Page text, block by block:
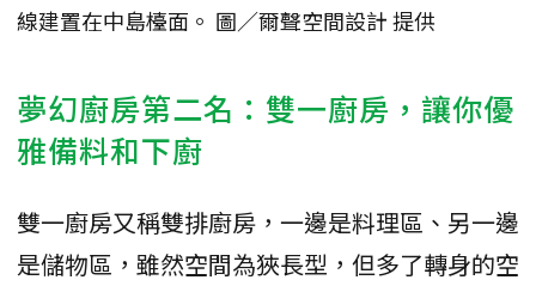
線建置在中島檯面。 圖／爾聲空間設計 提供
夢幻廚房第二名：雙一廚房，讓你優
雅備料和下廚
雙一廚房又稱雙排廚房，一邊是料理區、另一邊
是儲物區，雖然空間為狹長型，但多了轉身的空